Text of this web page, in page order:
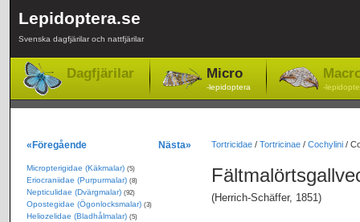
Lepidoptera.se
Svenska dagfjärilar och nattfjärilar
Dagfjärilar Micro
-lepidoptera -
Tortricidae/ Tortricinae/ Cochylini/
(Herrich-Schäffer, 1851)
«Föregående Nästa»
Micropterigidae (Käkmalar) (5)
Eriocraniidae (Purpurmalar) (8)
Nepticulidae (Dvärgmalar) (92)
Opostegidae (Ögonlocksmalar) (3)
Heliozelidae (Bladhålmalar) (5)